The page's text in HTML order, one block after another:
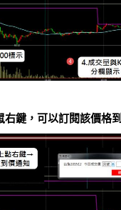
鍵，可以訂閱該價格到